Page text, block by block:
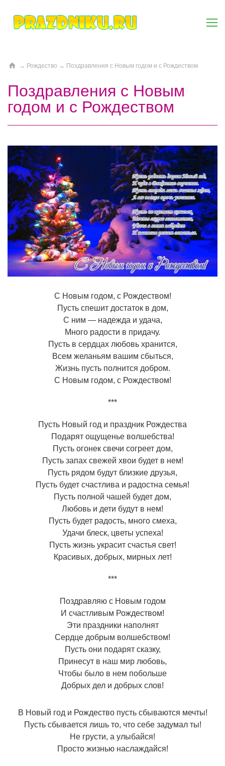
→ Рождество → Поздравления с Новым годом и с Рождеством
Поздравления с Новым
годом и с Рождеством
С Новым годом, с Рождеством!
Пусть спешит достаток в дом,
С ним — надежда и удача,
Много радости в придачу.
Пусть в сердцах любовь хранится,
Всем желаньям вашим сбыться,
Жизнь пусть полнится добром.
С Новым годом, с Рождеством!
***
Пусть Новый год и праздник Рождества
Подарят ощущенье волшебства!
Пусть огонек свечи согреет дом,
Пусть запах свежей хвои будет в нем!
Пусть рядом будут близкие друзья,
Пусть будет счастлива и радостна семья!
Пусть полной чашей будет дом,
Любовь и дети будут в нем!
Пусть будет радость, много смеха,
Удачи блеск, цветы успеха!
Пусть жизнь украсит счастья свет!
Красивых, добрых, мирных лет!
***
Поздравляю с Новым годом
И счастливым Рождеством!
Эти праздники наполнят
Сердце добрым волшебством!
Пусть они подарят сказку,
Принесут в наш мир любовь,
Чтобы было в нем побольше
Добрых дел и добрых слов!
В Новый год и Рождество пусть сбываются мечты!
Пусть сбывается лишь то, что себе задумал ты!
Не грусти, а улыбайся!
Просто жизнью наслаждайся!